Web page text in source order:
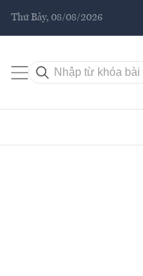
Thứ Bảy, 08/08/2026